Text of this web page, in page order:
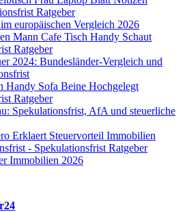
europäischen Vergleich 2026
2024: Bundesländer-Vergleich und
Spekulationsfrist, AfA und steuerliche
Immobilien 2026